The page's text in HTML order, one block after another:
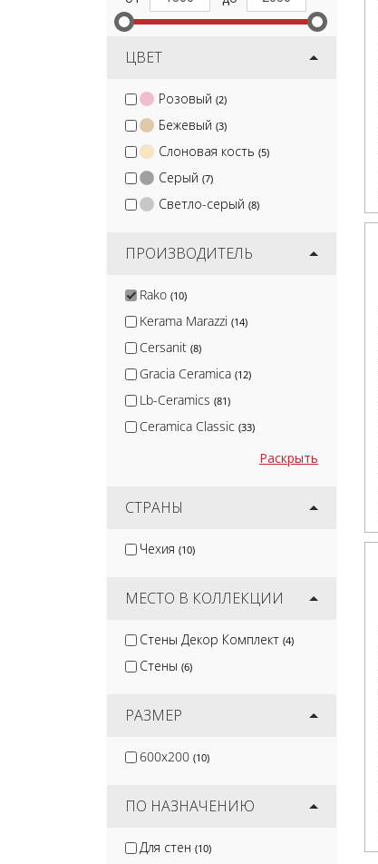
ЦВЕТ
Розовый (2)
Бежевый (3)
Слоновая кость (5)
Серый (7)
Светло-серый (8)
ПРОИЗВОДИТЕЛЬ
Rako (10)
Kerama Marazzi (14)
Cersanit (8)
Gracia Ceramica (12)
Lb-Ceramics (81)
Ceramica Classic (33)
Pamesa
Cristacer(3)
Раскрыть
СТРАНЫ
Чехия (10)
МЕСТО В КОЛЛЕКЦИИ
Стены Декор Комплект (4)
Стены (6)
РАЗМЕР
600x200 (10)
ПО НАЗНАЧЕНИЮ
Для стен (10)